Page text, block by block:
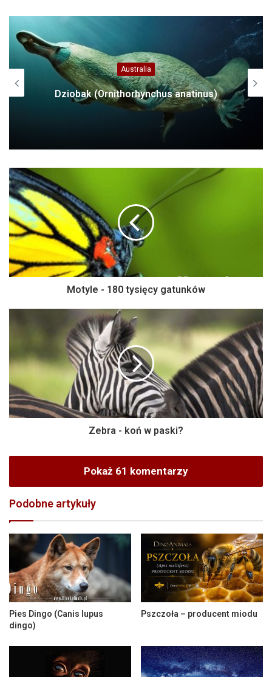
Dinozaury
Karnotaur (Carnotaurus)
Motyle - 180 tysięcy gatunków
Zebra - koń w paski?
Pokaż 61 komentarzy
Podobne artykuły
Pies Dingo (Canis lupus
dingo)
Pszczoła – producent miodu